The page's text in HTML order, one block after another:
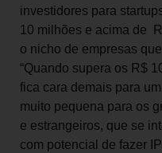
investidores para
10 milhões e acima de
o nicho de empresas
“Quando supera os R$
fica cara demais para
muito pequena para os
e estrangeiros, que se
com potencial de fazer